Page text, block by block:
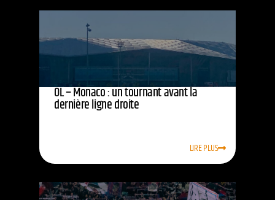
OL – Monaco : un tournant avant la
dernière ligne droite
LIRE PLUS